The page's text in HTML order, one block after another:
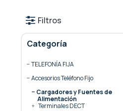
Filtros
Categoría
TELEFONÍA FIJA
Accesorios Teléfono Fijo
Cargadores y Fuentes de
Alimentación
Terminales DECT